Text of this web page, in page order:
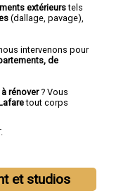
extérieurstels
(dallage, pavage),
intervenons pour
de
rénover? Vous
tout corps
et studios